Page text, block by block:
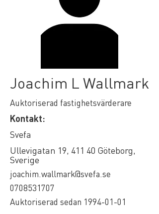
Joachim L Wallmark
Auktoriserad fastighetsvärderare
Kontakt:
Svefa
Ullevigatan 19, 411 40 Göteborg,
Sverige
joachim.wallmark@svefa.se
0708531707
Auktoriserad sedan 1994-01-01